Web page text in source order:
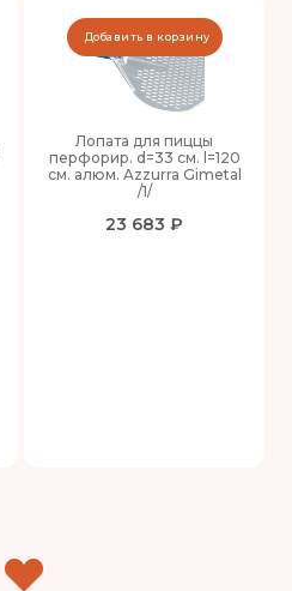
Лопата для пиццы
перфорир. d=33 см. l=120
см. алюм. Azzurra Gimetal
/1/
23 683 ₽
Добавить в корзину